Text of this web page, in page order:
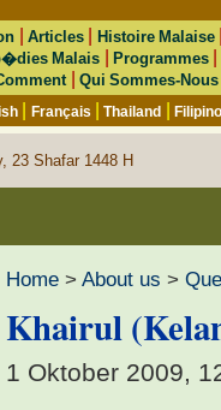
Articles| Histoire Malaise
Malais |Programmes
Qui Sommes-Nous
Français |Thailand |
23 Shafar 1448 H
Home > About us >
Khairul
1 Oktober 2009,